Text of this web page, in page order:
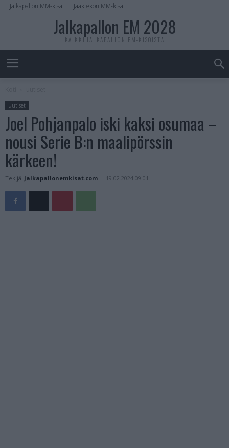
Jalkapallon MM-kisat Jääkiekon MM-kisat
Jalkapallon EM 2028
KAIKKI JALKAPALLON EM-KISOISTA
uutiset
Joel Pohjanpalo iski kaksi osumaa –
nousi Serie B:n maalipörssin
kärkeen!
Tekijä Jalkapallonemkisat.com - 19.02.2024 09:01